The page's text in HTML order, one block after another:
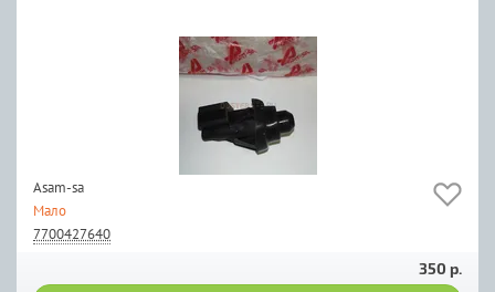
Asam-sa
Мало
7700427640
350 р.